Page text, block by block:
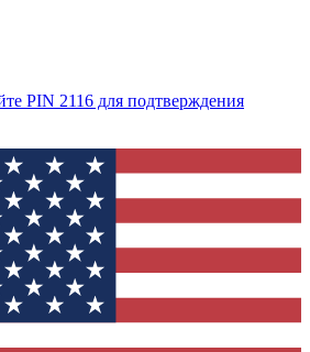
PIN 2116 для подтверждения